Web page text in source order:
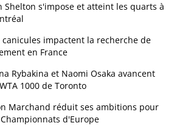
Shelton s'impose et atteint les quarts à
canicules impactent la recherche de
en France
Rybakina et Naomi Osaka avancent
1000 de Toronto
Marchand réduit ses ambitions pour
d'Europe